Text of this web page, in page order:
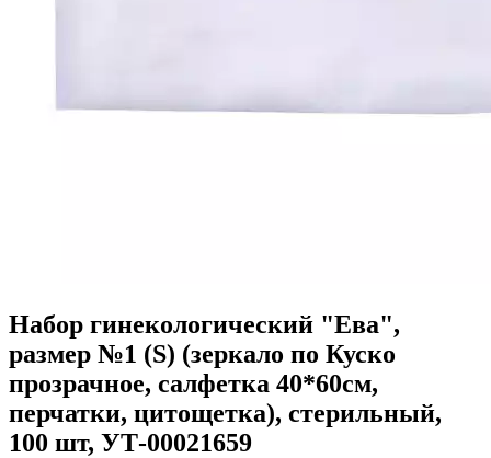
Набор гинекологический "Ева",
размер №1 (S) (зеркало по Куско
прозрачное, салфетка 40*60см,
перчатки, цитощетка), стерильный,
100 шт, УТ-00021659